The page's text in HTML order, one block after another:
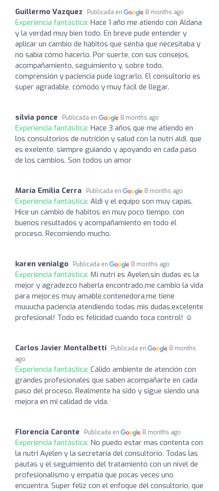
Guillermo Vazquez Publicada en 8 months ago
Experiencia fantástica: Hace 1 año me atiendo con Aldana
y la verdad muy bien todo. En breve pude entender y
aplicar un cambio de hábitos que sentía que necesitaba y
no sabía cómo hacerlo. Por suerte, con sus consejos,
acompañamiento, seguimiento y, sobre todo,
comprensión y paciencia pude lograrlo. El consultorio es
super agradable, cómodo y muy fácil de llegar.
silvia ponce Publicada en 8 months ago
Experiencia fantástica: Hace 3 años que me atiendo en
los consultorios de nutrición y salud con la nutrí aldi, que
es exelente, siempre guiando y apoyando en cada paso
de los cambios. Son todos un amor
María Emilia Cerra Publicada en 8 months ago
Experiencia fantástica: Aldi y el equipo son muy capas.
Hice un cambio de hábitos en muy poco tiempo, con
buenos resultados y acompañamiento en todo el
proceso. Recomiendo mucho.
karen venialgo Publicada en 8 months ago
Experiencia fantástica: Mi nutri es Ayelen,sin dudas es la
mejor y agradezco haberla encontrado,me cambio la vida
para mejor,es muy amable,contenedora,me tiene
muuucha paciencia atendiendo todas mis dudas,excelente
profesional! Todo es felicidad cuando toca control! ☺️
Carlos Javier Montalbetti Publicada en
8 months
ago
Experiencia fantástica: Cálido ambiente de atención con
grandes profesionales que saben acompañarte en cada
paso del proceso. Realmente ha sido y sigue siendo una
mejora en mi calidad de vida.
Florencia Caronte Publicada en 8 months ago
Experiencia fantástica: No puedo estar mas contenta con
la nutri Ayelen y la secretaria del consultorio. Todas las
pautas y el seguimiento del tratamiento con un nivel de
profesionalismo y empatía que pocas veces uno
encuentra. Super feliz con el enfoque del consultorio, que